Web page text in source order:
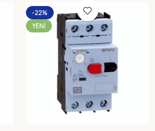
-22%
YENI